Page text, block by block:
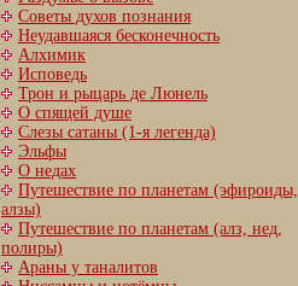
Советы духов познания
Неудавшаяся бесконечность
Алхимик
Исповедь
Трон и рыцарь де Люнель
О спящей душе
Слезы сатаны (1-я легенда)
Эльфы
О недах
Путешествие по планетам (эфироиды,
алзы)
Путешествие по планетам (алз, нед,
полиры)
Араны у таналитов